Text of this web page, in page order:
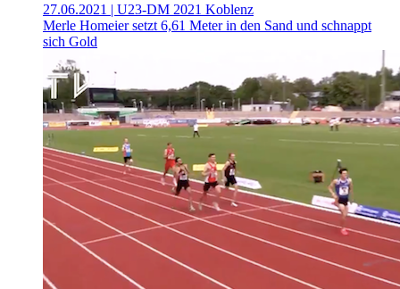
27.06.2021 | U23-DM 2021 Koblenz
Merle Homeier setzt 6,61 Meter in den Sand und schnappt
sich Gold